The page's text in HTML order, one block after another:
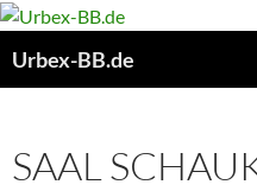
Urbex-BB.de
SAAL